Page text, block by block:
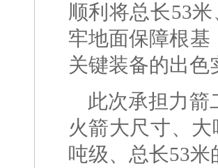
顺利将总长53
牢地面保障根
关键装备的出色
此次承担力箭
火箭大尺寸、
吨级、总长53